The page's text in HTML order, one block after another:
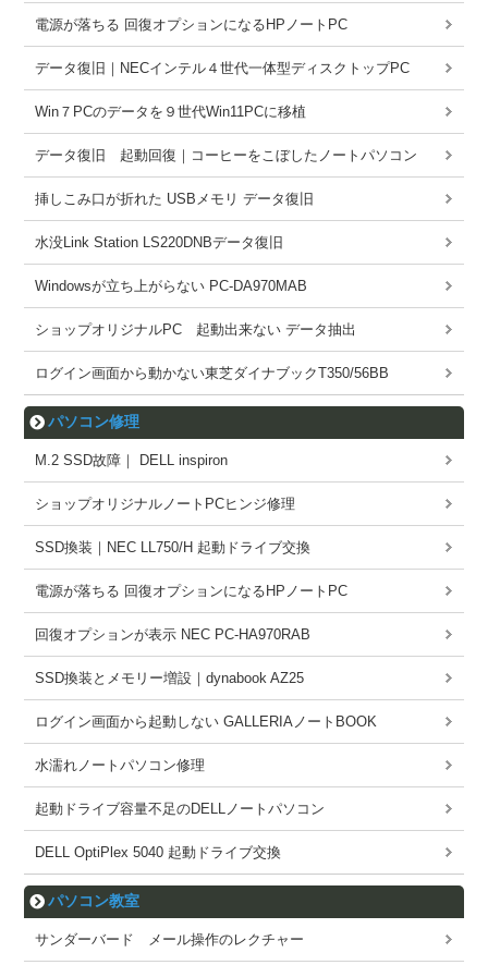
電源が落ちる 回復オプションになるHPノートPC
データ復旧｜NECインテル４世代一体型ディスクトップPC
Win７PCのデータを９世代Win11PCに移植
データ復旧 起動回復｜コーヒーをこぼしたノートパソコン
挿しこみ口が折れた USBメモリ データ復旧
水没Link Station LS220DNBデータ復旧
Windowsが立ち上がらない PC-DA970MAB
ショップオリジナルPC 起動出来ない データ抽出
ログイン画面から動かない東芝ダイナブックT350/56BB
パソコン修理
M.2 SSD故障｜ DELL inspiron
ショップオリジナルノートPCヒンジ修理
SSD換装｜NEC LL750/H 起動ドライブ交換
電源が落ちる 回復オプションになるHPノートPC
回復オプションが表示 NEC PC-HA970RAB
SSD換装とメモリー増設｜dynabook AZ25
ログイン画面から起動しない GALLERIAノートBOOK
水濡れノートパソコン修理
起動ドライブ容量不足のDELLノートパソコン
DELL OptiPlex 5040 起動ドライブ交換
パソコン教室
サンダーバード メール操作のレクチャー